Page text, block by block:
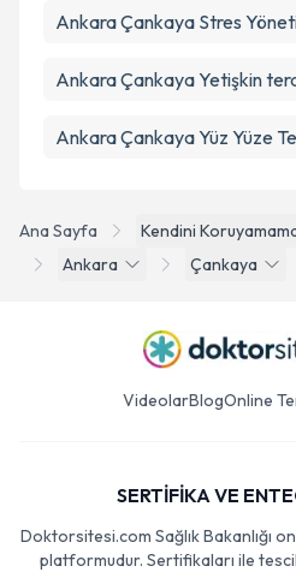
Ana Sayfa
Kendini
Ankara
Çankaya
Ankara Çankaya Stres
Ankara Çankaya Yetişkin
Ankara Çankaya Yüz Yüze
VideolarBlogOnline
SERTİFİKA VE
Doktorsitesi.com Sağlık Bakanlığı
platformudur. Sertifikaları ile